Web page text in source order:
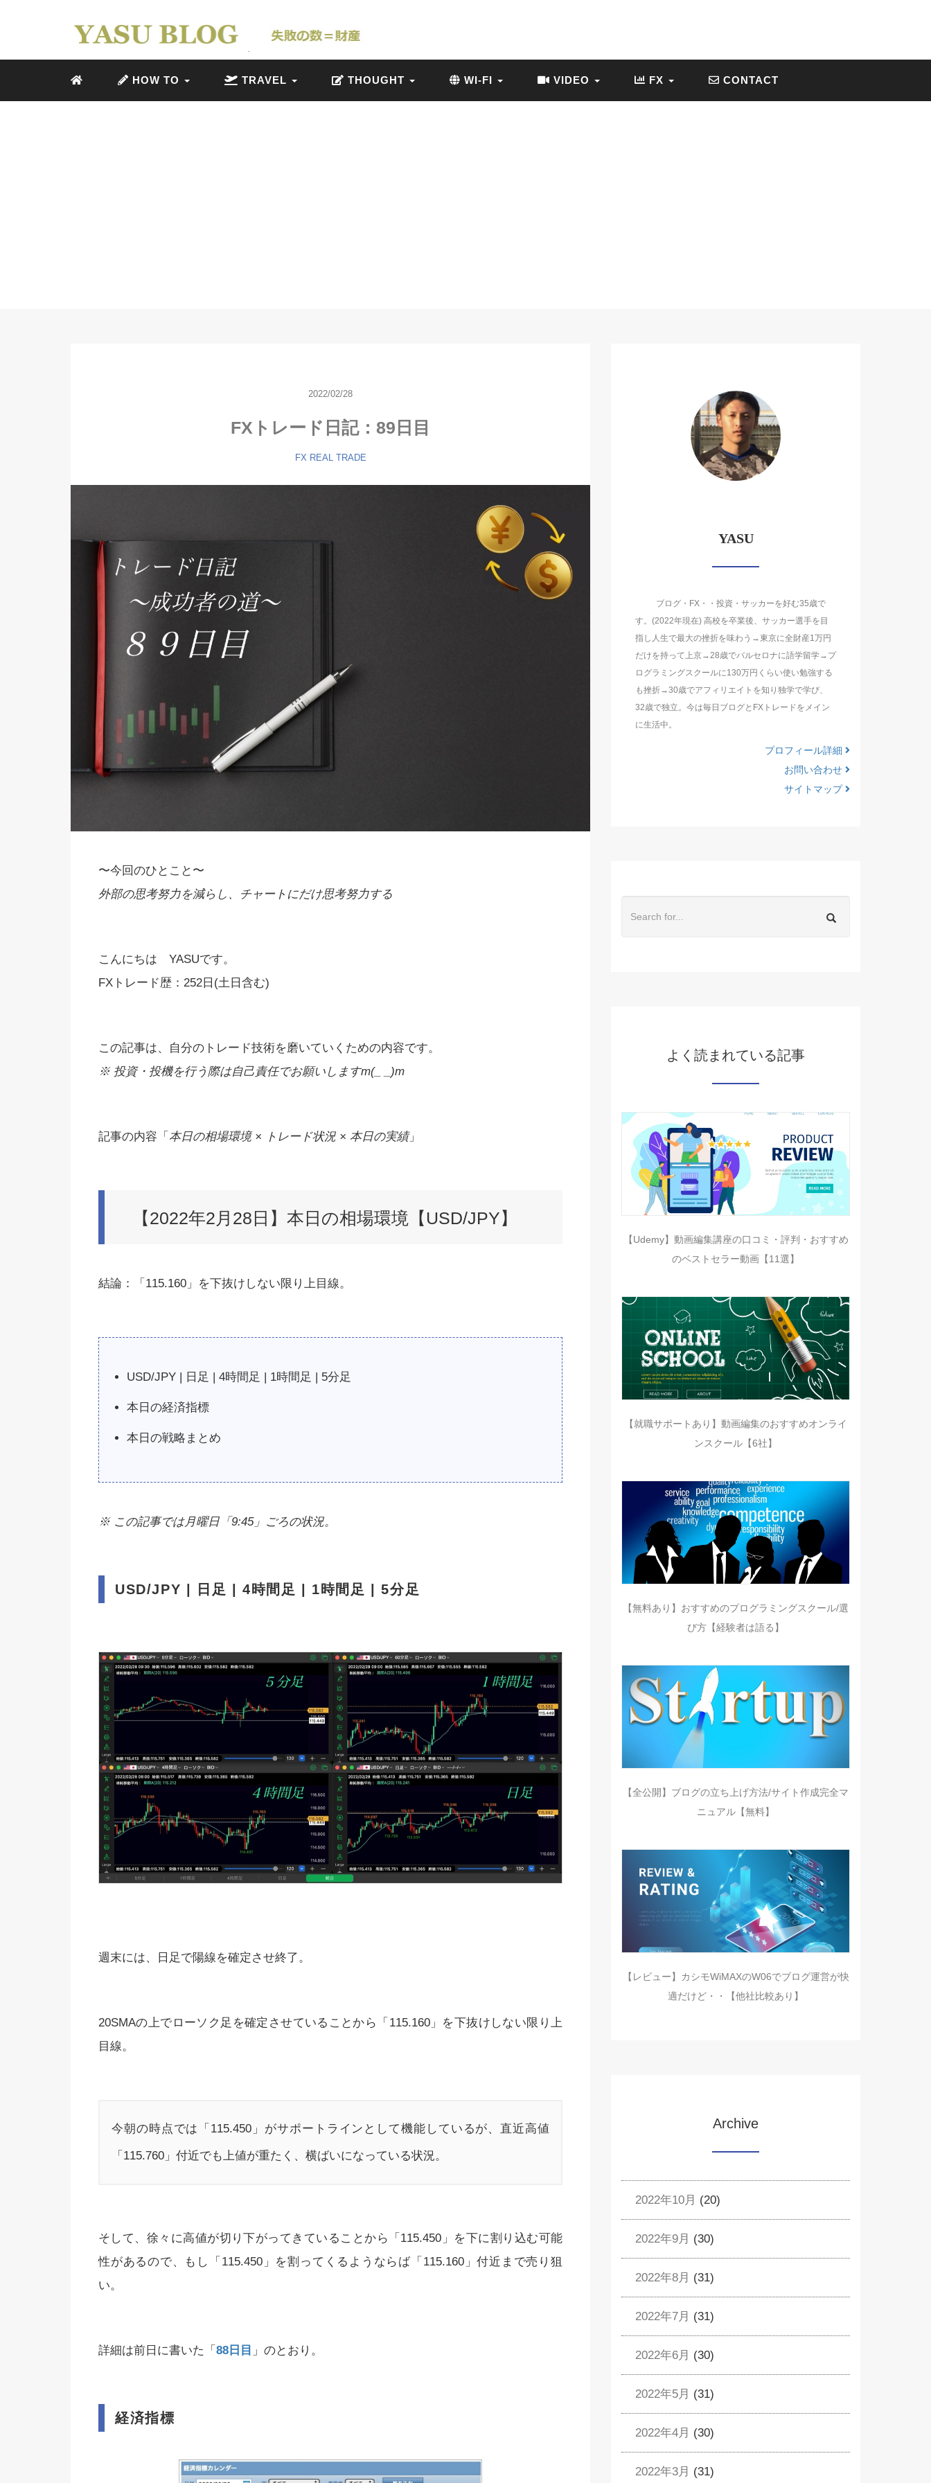
HOW TO TRAVEL THOUGHT WI-FI VIDEO FX CONTACT
2022/02/28
FXトレード日記：89日目
FX REAL TRADE
〜今回のひとこと〜
外部の思考努力を減らし、チャートにだけ思考努力する
こんにちは YASUです。
FXトレード歴：252日(土日含む)
この記事は、自分のトレード技術を磨いていくための内容です。
※ 投資・投機を行う際は自己責任でお願いしますm(_ _)m
記事の内容「 本日の相場環境 × トレード状況 × 本日の実績」
【2022年2月28日】本日の相場環境【USD/JPY】
結論：「115.160」を下抜けしない限り上目線。
USD/JPY | 日足 | 4時間足 | 1時間足 | 5分足
本日の経済指標
本日の戦略まとめ
※ この記事では月曜日「9:45」ごろの状況。
USD/JPY | 日足 | 4時間足 | 1時間足 | 5分足
週末には、日足で陽線を確定させ終了。
20SMAの上でローソク足を確定させていることから「115.160」を下抜けしない限り上
目線。
今朝の時点では「115.450」がサポートラインとして機能しているが、直近高値
「115.760」付近でも上値が重たく、横ばいになっている状況。
そして、徐々に高値が切り下がってきていることから「115.450」を下に割り込む可能
性があるので、もし「115.450」を割ってくるようならば「115.160」付近まで売り狙
い。
詳細は前日に書いた「 88日目 」のとおり。
経済指標
YASU
ブログ・FX・・投資・サッカーを好む35歳で
す。(2022年現在) 高校を卒業後、サッカー選手を目
指し人生で最大の挫折を味わう→東京に全財産1万円
だけを持って上京→28歳でバルセロナに語学留学→プ
ログラミングスクールに130万円くらい使い勉強する
も挫折→30歳でアフィリエイトを知り独学で学び、
32歳で独立。今は毎日ブログとFXトレードをメイン
に生活中。
プロフィール詳細
お問い合わせ
サイトマップ
よく読まれている記事
【Udemy】動画編集講座の口コミ・評判・おすすめ
のベストセラー動画【11選】
【就職サポートあり】動画編集のおすすめオンライ
ンスクール【6社】
【無料あり】おすすめのプログラミングスクール/選
び方【経験者は語る】
【全公開】ブログの立ち上げ方法/サイト作成完全マ
ニュアル【無料】
【レビュー】カシモWiMAXのW06でブログ運営が快
適だけど・・【他社比較あり】
Archive
2022年10月 (20)
2022年9月 (30)
2022年8月 (31)
2022年7月 (31)
2022年6月 (30)
2022年5月 (31)
2022年4月 (30)
2022年3月 (31)